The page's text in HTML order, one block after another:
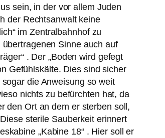
sein, in der vor allem Juden
der Rechtsanwalt keine
im Zentralbahnhof zu
Sinne auch auf
. Der „Boden wird gefegt
Gefühlskälte. Dies sind sicher
die Anweisung so weit
nichts zu befürchten hat, da
den Ort an dem er sterben soll,
sterile Sauberkeit erinnert
„Kabine 18“ . Hier soll er